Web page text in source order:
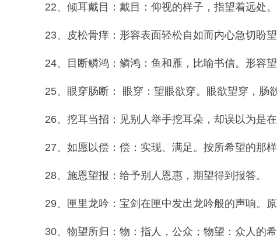
22、倾耳戴目：戴目：仰视的样子，指望着远处。
23、皮松骨痒：形容表面轻松自如而内心急切盼望
24、目断鳞鸿：鳞鸿：鱼和雁，比喻书信。形容望
25、眼穿肠断： 眼穿：望眼欲穿。眼欲望穿，肠欲
26、挖耳当招：见别人举手挖耳朵，却误以为是在
27、如愿以偿：偿：实现、满足。按所希望的那样
28、施恩望报：给予别人恩惠，期望得到报答。
29、匣里龙吟：宝剑在匣中发出龙吟般的声响。原
30、物望所归：物：指人，公众；物望：众人的希